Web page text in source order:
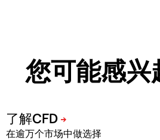
您可能感
在逾万个市场中做选择